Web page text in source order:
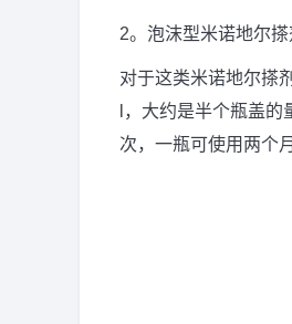
2。泡沫型米诺地尔搽
对于这类米诺地尔搽
l，大约是半个瓶盖
次，一瓶可使用两个月